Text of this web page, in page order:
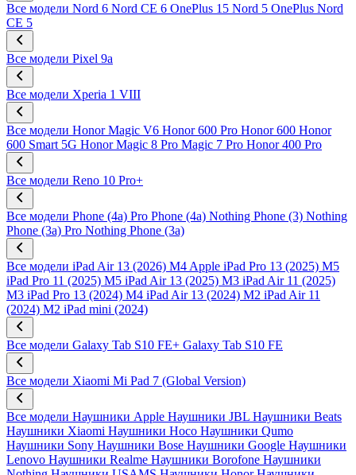
Все модели Nord 6 Nord CE 6 OnePlus 15 Nord 5 OnePlus Nord
CE 5
Все модели Pixel 9a
Все модели Xperia 1 VIII
Все модели Honor Magic V6 Honor 600 Pro Honor 600 Honor
600 Smart 5G Honor Magic 8 Pro Magic 7 Pro Honor 400 Pro
Все модели Reno 10 Pro+
Все модели Phone (4a) Pro Phone (4a) Nothing Phone (3) Nothing
Phone (3a) Pro Nothing Phone (3a)
Все модели iPad Air 13 (2026) M4 Apple iPad Pro 13 (2025) M5
iPad Pro 11 (2025) M5 iPad Air 13 (2025) M3 iPad Air 11 (2025)
M3 iPad Pro 13 (2024) M4 iPad Air 13 (2024) M2 iPad Air 11
(2024) M2 iPad mini (2024)
Все модели Galaxy Tab S10 FE+ Galaxy Tab S10 FE
Все модели Xiaomi Mi Pad 7 (Global Version)
Все модели Наушники Apple Наушники JBL Наушники Beats
Наушники Xiaomi Наушники Hoco Наушники Qumo
Наушники Sony Наушники Bose Наушники Google Наушники
Lenovo Наушники Realme Наушники Borofone Наушники